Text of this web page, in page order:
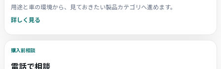
用途と車の環境から、見ておきたい製品カテゴリへ進めます。
詳しく見る
購入前相談
電話で相談